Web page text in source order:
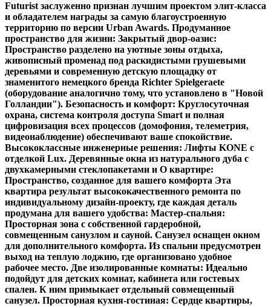
Futurist заслуженно признан лучшим проектом элит-класса
и обладателем награды за самую благоустроенную
территорию по версии Urban Awards. Продуманное
пространство для жизни: Закрытый двор-оазис:
Пространство разделено на уютные зоны отдыха,
живописный променад под раскидистыми грушевыми
деревьями и современную детскую площадку от
знаменитого немецкого бренда Richter Spielgeraete
(оборудование аналогично тому, что установлено в "Новой
Голландии"). Безопасность и комфорт: Круглосуточная
охрана, система контроля доступа Smart и полная
цифровизация всех процессов (домофония, телеметрия,
видеонаблюдение) обеспечивают ваше спокойствие.
Высококлассные инженерные решения: Лифты KONE с
отделкой Lux. Деревянные окна из натурального дуба с
двухкамерными стеклопакетами и О квартире:
Пространство, созданное для вашего комфорта Эта
квартира результат высококачественного ремонта по
индивидуальному дизайн-проекту, где каждая деталь
продумана для вашего удобства: Мастер-спальня:
Просторная зона с собственной гардеробной,
совмещенным санузлом и сауной. Санузел оснащен окном
для дополнительного комфорта. Из спальни предусмотрен
выход на теплую лоджию, где организовано удобное
рабочее место. Две изолированные комнаты: Идеально
подойдут для детских комнат, кабинета или гостевых
спален. К ним примыкает отдельный совмещенный
санузел. Просторная кухня-гостиная: Сердце квартиры,